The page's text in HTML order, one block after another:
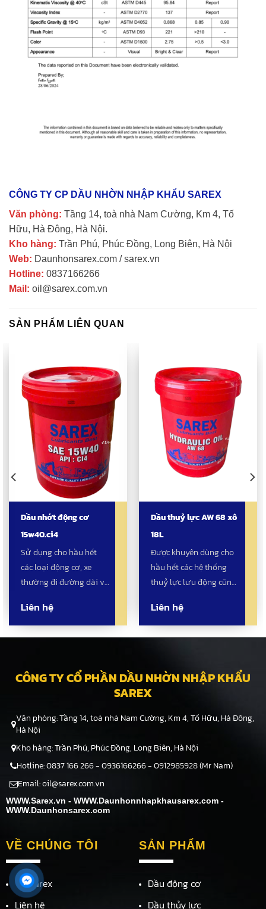
CÔNG TY CP DẦU NHỜN NHẬP KHẨU SAREX
Văn phòng: Tầng 14, toà nhà Nam Cường, Km 4, Tố
Hữu, Hà Ðông, Hà Nội.
Kho hàng: Trần Phú, Phúc Ðồng, Long Biên, Hà Nội
Web: Daunhonsarex.com / sarex.vn
Hotline: 0837166266
Mail: oil@sarex.com.vn
SẢN PHẨM LIÊN QUAN
Dầu nhớt động cơ
15w40.ci4
Sử dụng cho hầu hết
các loại động cơ, xe
thường đi đường dài và
phương, tàu đánh cá và
các máy nông nghiệp
Liên hệ
Dầu thuỷ lực AW 68 xô
18L
Được khuyên dùng cho
hầu hết các hệ thống
thuỷ lực lưu động cũng
cẩu, ben,máy đào, máy
ủi, hệ thuỷ lực xe,các
trong công nghiệp...
Liên hệ
CÔNG TY CỔ PHẦN DẦU NHỜN NHẬP KHẨU
SAREX
Văn phòng: Tầng 14, toà nhà Nam Cường, Km 4, Tố Hữu, Hà Ðông,
Hà Nội
Kho hàng: Trần Phú, Phúc Ðồng, Long Biên, Hà Nội
Hotline: 0837 166 266 - 0936166266 - 0912985928 (Mr Nam)
Email: oil@sarex.com.vn
WWW.Sarex.vn - WWW.Daunhonnhapkhausarex.com -
WWW.Daunhonsarex.com
VỀ CHÚNG TÔI
Về Sarex
Liên hệ
SẢN PHẨM
Dầu động cơ
Dầu thủy lực